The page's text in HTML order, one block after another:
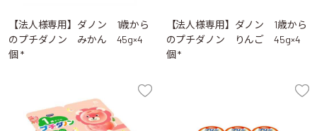
【法人様専用】ダノン 1歳から
のプチダノン みかん 45g×4
個 *
【法人様専用】ダノン 1歳から
のプチダノン りんご 45g×4
個 *